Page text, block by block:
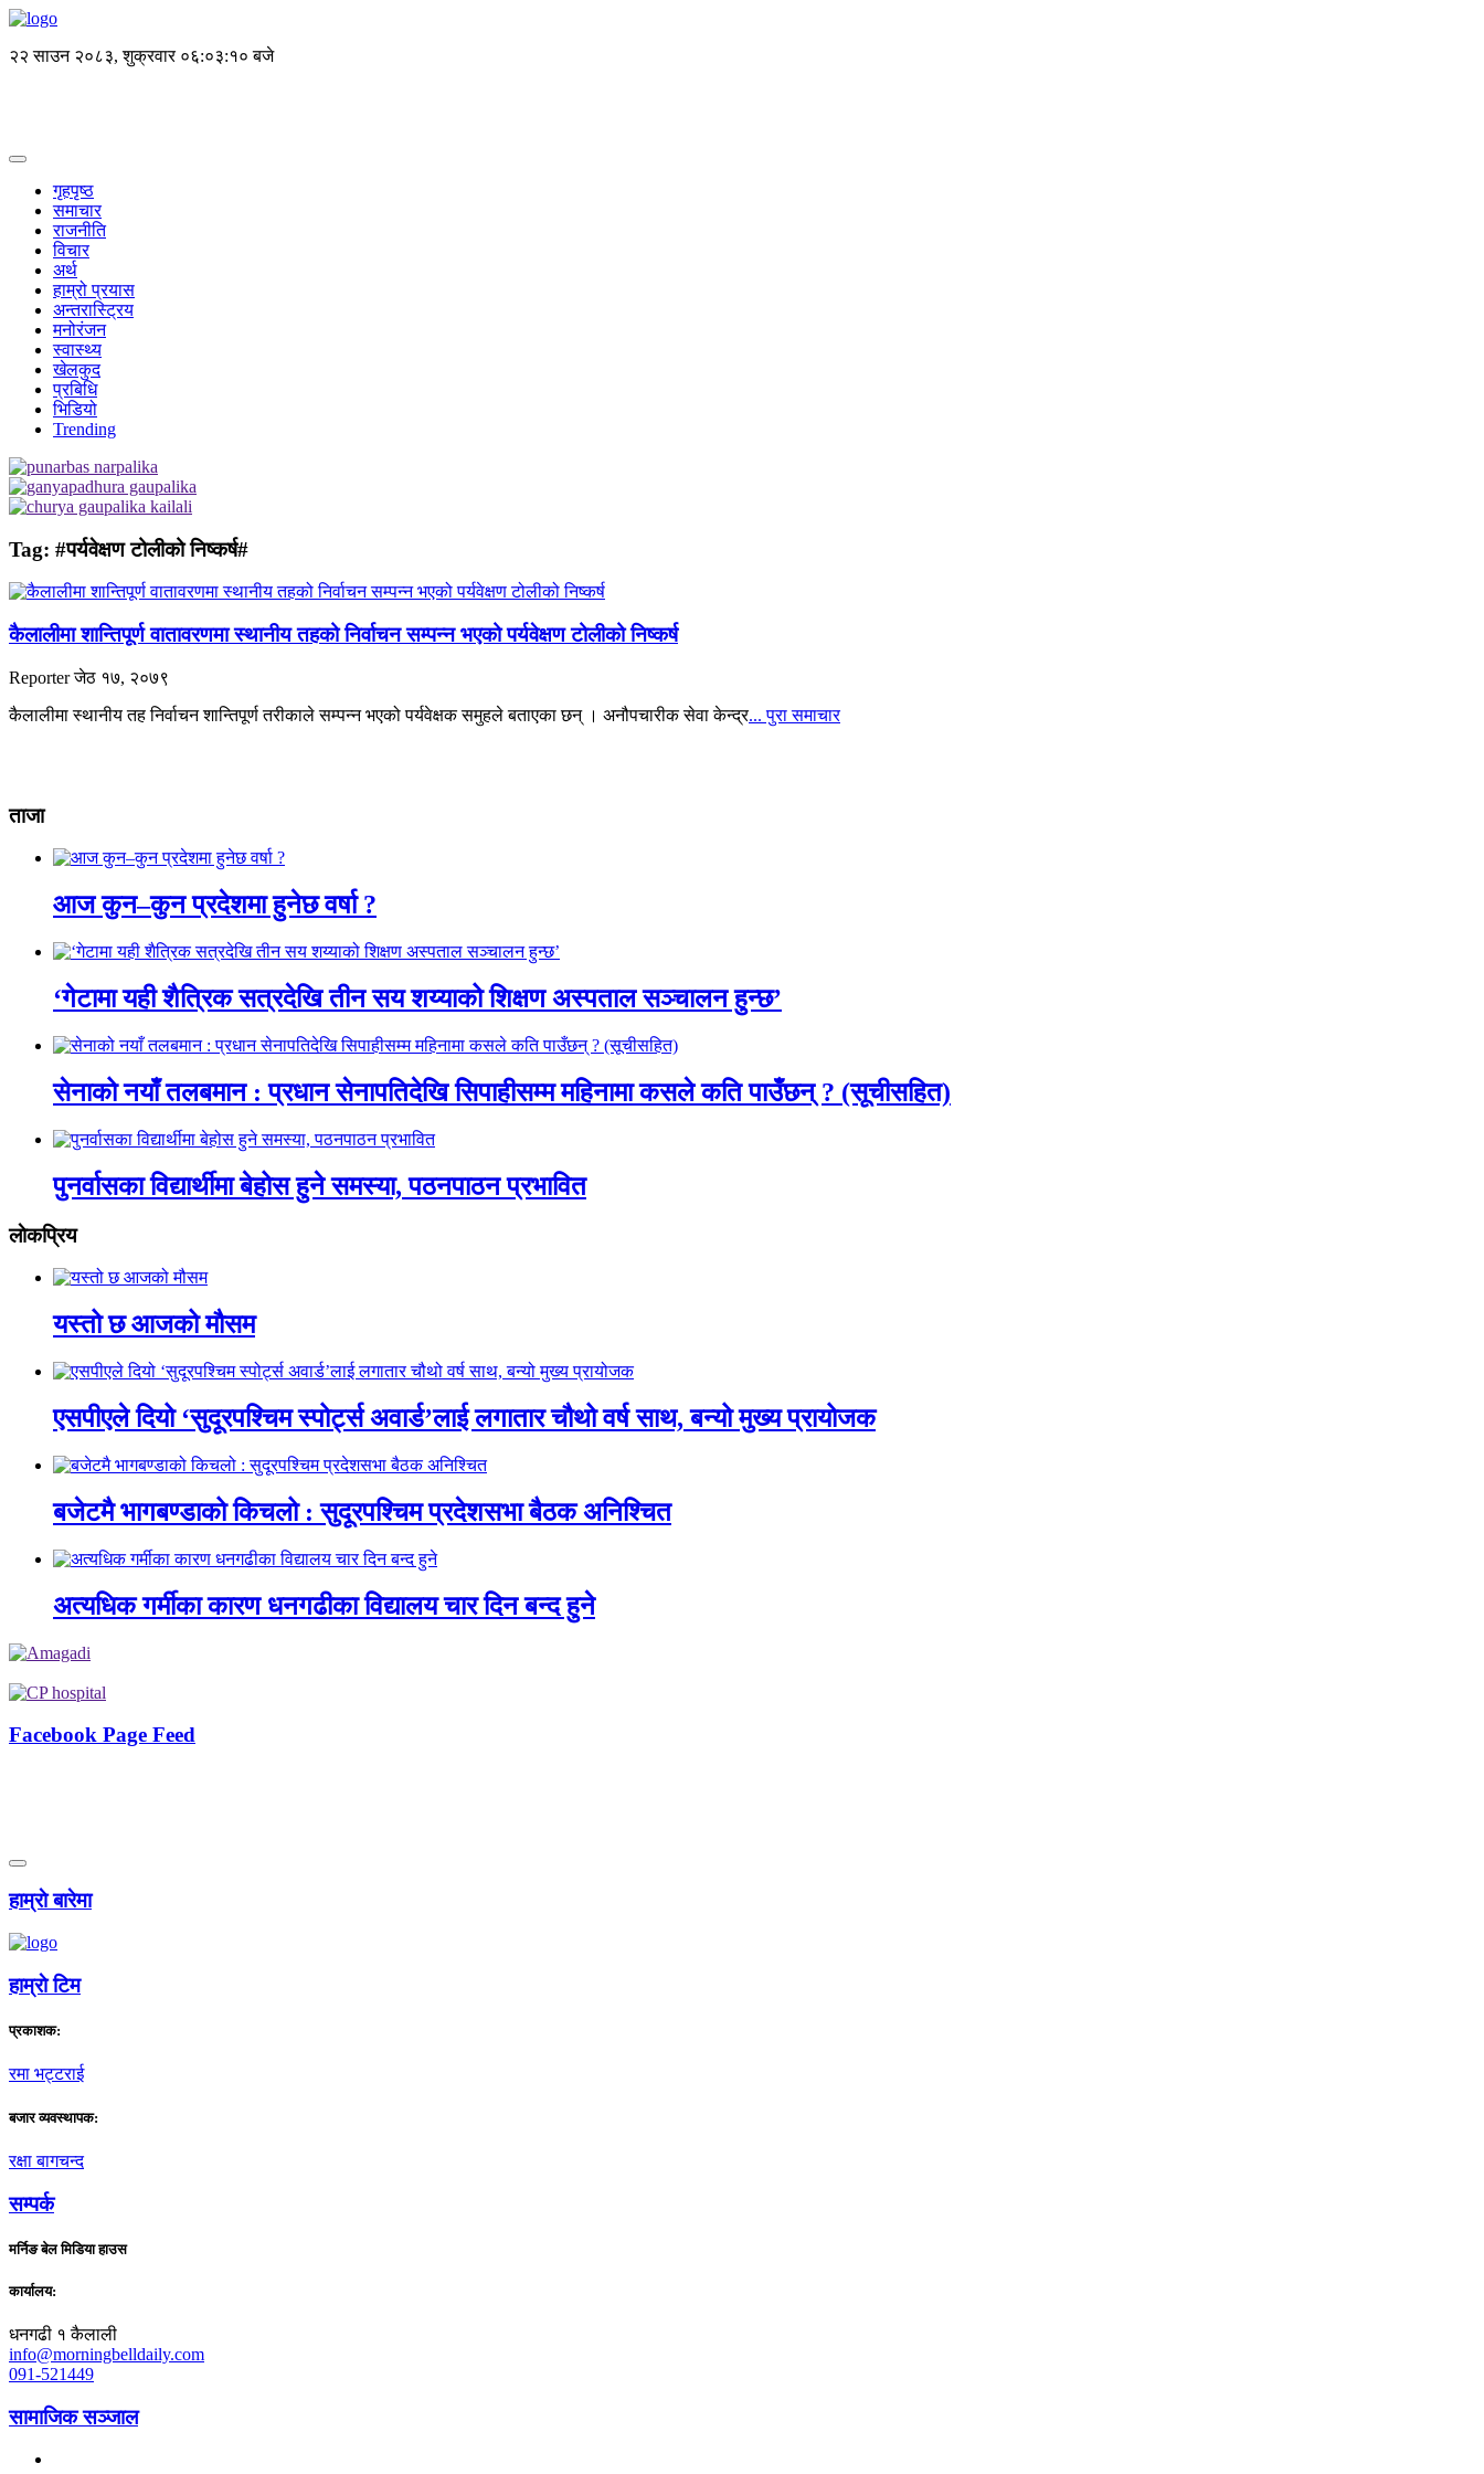
२२ साउन २०८३, शुक्रवार ०६:०३:१० बजे
गृहपृष्ठ
समाचार
राजनीति
विचार
अर्थ
हाम्रो प्रयास
अन्तरास्ट्रिय
मनोरंजन
स्वास्थ्य
खेलकुद
प्रबिधि
भिडियो
Trending
Tag: #पर्यवेक्षण टोलीको निष्कर्ष#
कैलालीमा शान्तिपूर्ण वातावरणमा स्थानीय तहको निर्वाचन सम्पन्न भएको पर्यवेक्षण टोलीको निष्कर्ष
Reporterजेठ १७, २०७९
कैलालीमा स्थानीय तह निर्वाचन शान्तिपूर्ण तरीकाले सम्पन्न भएको पर्यवेक्षक समुहले बताएका छन् । अनौपचारीक सेवा केन्द्र... पुरा समाचार
ताजा
आज कुन–कुन प्रदेशमा हुनेछ वर्षा ?
‘गेटामा यही शैत्रिक सत्रदेखि तीन सय शय्याको शिक्षण अस्पताल सञ्चालन हुन्छ’
सेनाको नयाँ तलबमान : प्रधान सेनापतिदेखि सिपाहीसम्म महिनामा कसले कति पाउँछन् ? (सूचीसहित)
पुनर्वासका विद्यार्थीमा बेहोस हुने समस्या, पठनपाठन प्रभावित
लाेकप्रिय
यस्तो छ आजको मौसम
एसपीएले दियो ‘सुदूरपश्चिम स्पोर्ट्स अवार्ड’लाई लगातार चौथो वर्ष साथ, बन्यो मुख्य प्रायोजक
बजेटमै भागबण्डाको किचलो : सुदूरपश्चिम प्रदेशसभा बैठक अनिश्चित
अत्यधिक गर्मीका कारण धनगढीका विद्यालय चार दिन बन्द हुने
Facebook Page Feed
हाम्राे बारेमा
हाम्राे टिम
प्रकाशक:
रमा भट्टराई
बजार व्यवस्थापक:
रक्षा बागचन्द
सम्पर्क
मर्निङ बेल मिडिया हाउस
कार्यालय:
धनगढी १ कैलाली
info@morningbelldaily.com
091-521449
सामाजिक सञ्जाल